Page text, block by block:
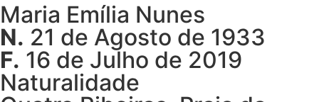
Maria Emília Nunes
N. 21 de Agosto de 1933
F. 16 de Julho de 2019
Naturalidade